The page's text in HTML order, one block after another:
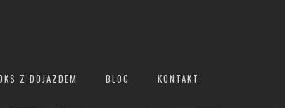
Z DOJAZDEM BLOG KONTAKT